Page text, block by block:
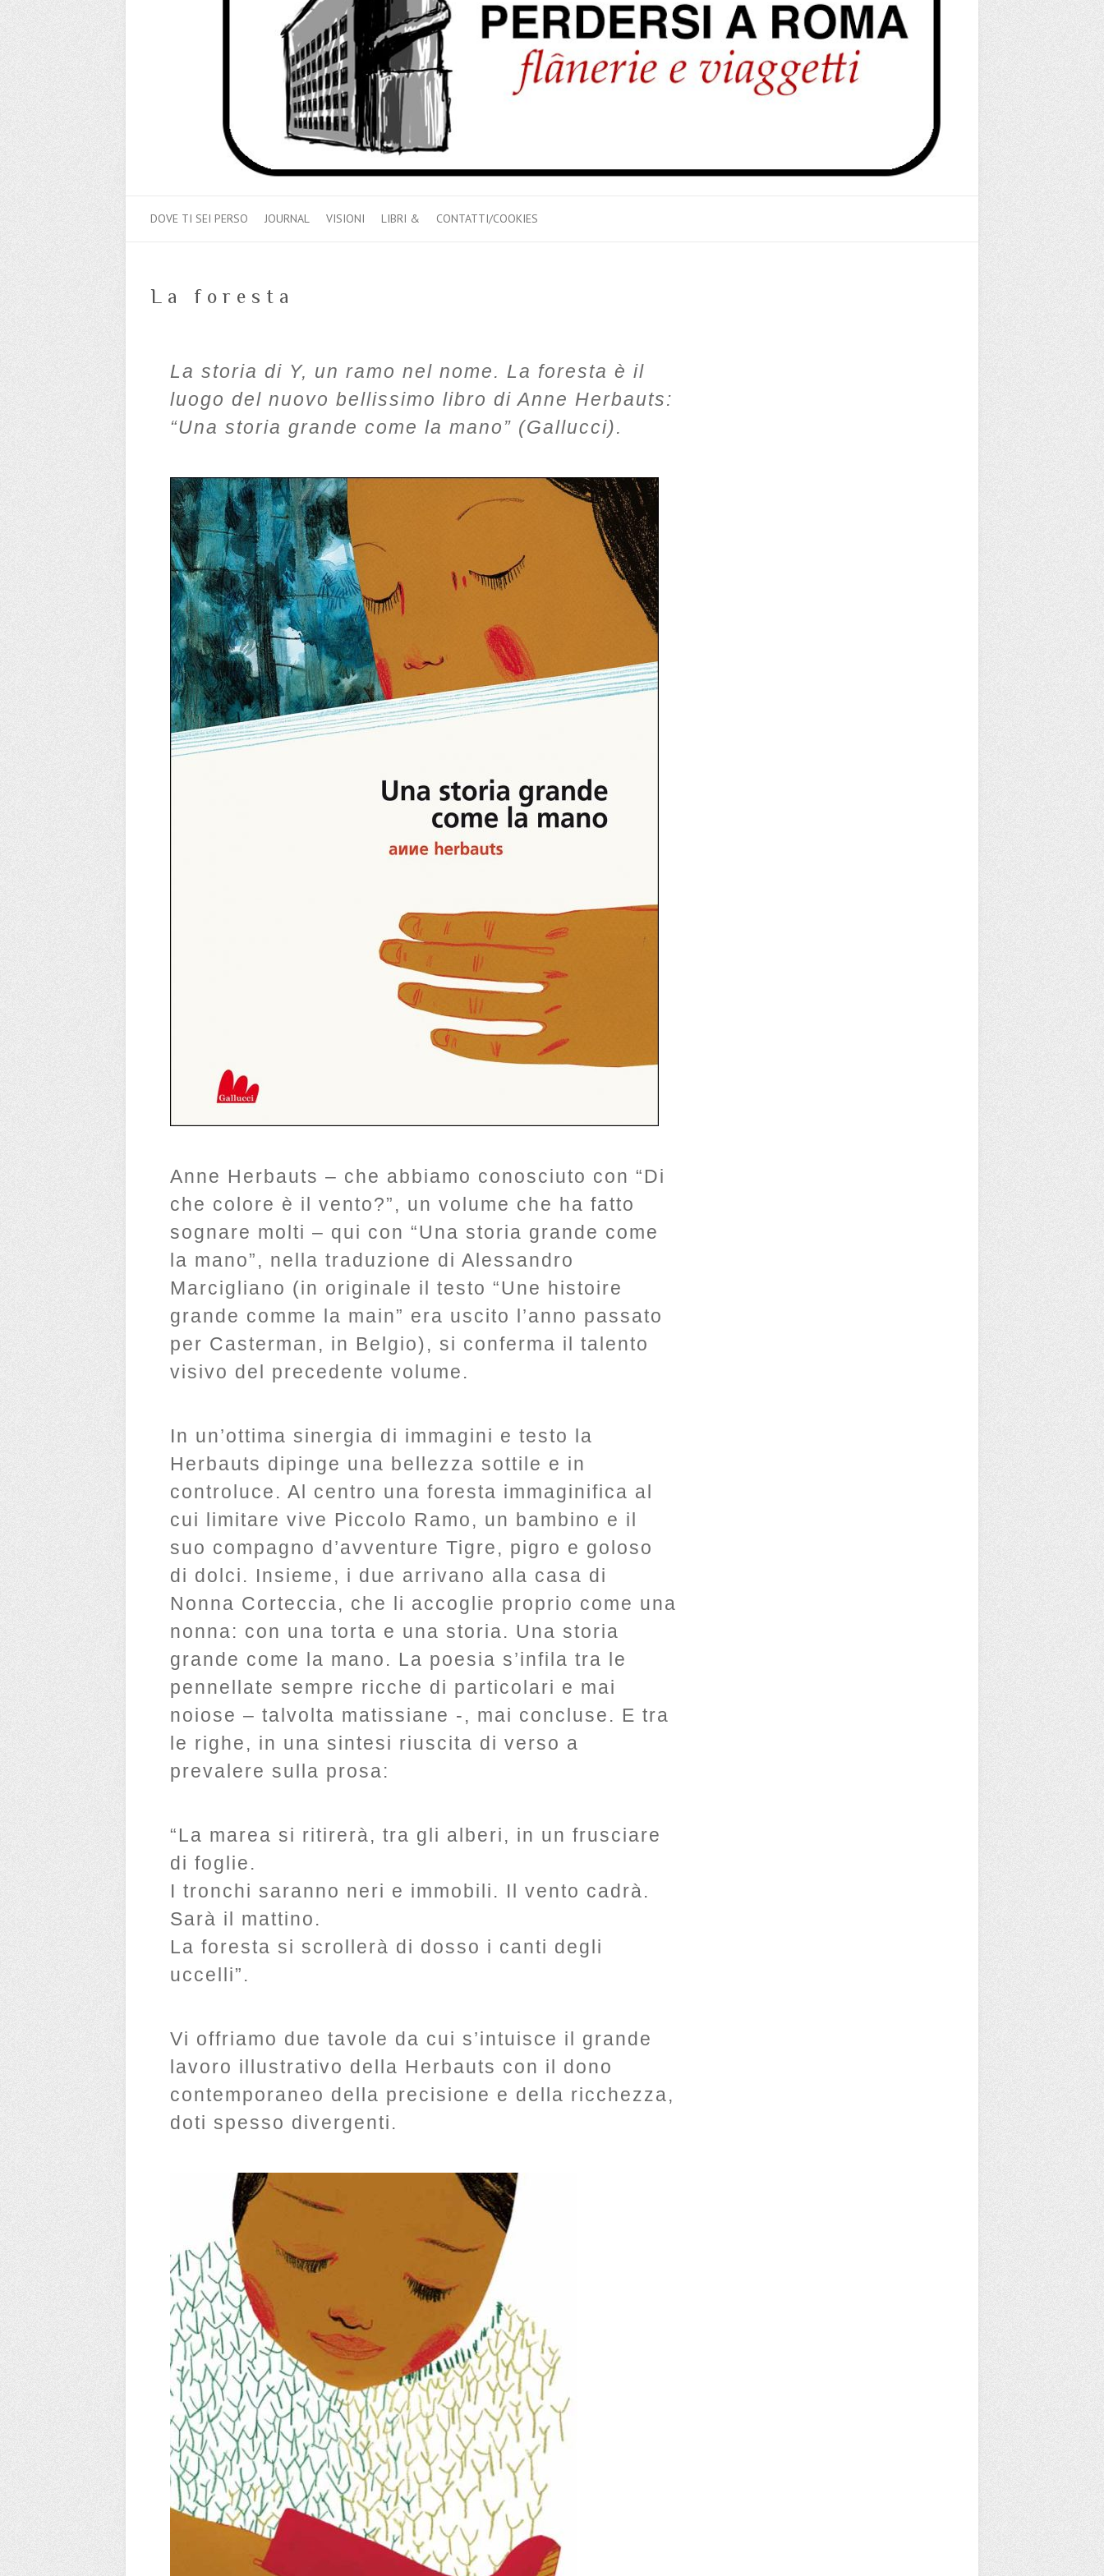
DOVE TI SEI PERSO JOURNAL VISIONI LIBRI & CONTATTI/COOKIES
La foresta
La storia di Y, un ramo nel nome. La foresta è il
luogo del nuovo bellissimo libro di Anne Herbauts:
“Una storia grande come la mano” (Gallucci).
Anne Herbauts – che abbiamo conosciuto con “Di
che colore è il vento?”, un volume che ha fatto
sognare molti – qui con “Una storia grande come
la mano”, nella traduzione di Alessandro
Marcigliano (in originale il testo “Une histoire
grande comme la main” era uscito l’anno passato
per Casterman, in Belgio), si conferma il talento
visivo del precedente volume.
In un’ottima sinergia di immagini e testo la
Herbauts dipinge una bellezza sottile e in
controluce. Al centro una foresta immaginifica al
cui limitare vive Piccolo Ramo, un bambino e il
suo compagno d’avventure Tigre, pigro e goloso
di dolci. Insieme, i due arrivano alla casa di
Nonna Corteccia, che li accoglie proprio come una
nonna: con una torta e una storia. Una storia
grande come la mano. La poesia s’infila tra le
pennellate sempre ricche di particolari e mai
noiose – talvolta matissiane -, mai concluse. E tra
le righe, in una sintesi riuscita di verso a
prevalere sulla prosa:
“La marea si ritirerà, tra gli alberi, in un frusciare
di foglie.
I tronchi saranno neri e immobili. Il vento cadrà.
Sarà il mattino.
La foresta si scrollerà di dosso i canti degli
uccelli”.
Vi offriamo due tavole da cui s’intuisce il grande
lavoro illustrativo della Herbauts con il dono
contemporaneo della precisione e della ricchezza,
doti spesso divergenti.